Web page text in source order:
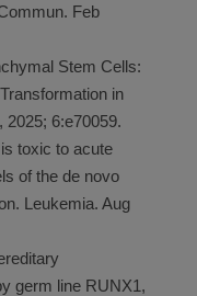
Feb
Stem Cells:
in
6:e70059.
toxic to acute
of the de novo
Leukemia. Aug
germ line RUNX1,